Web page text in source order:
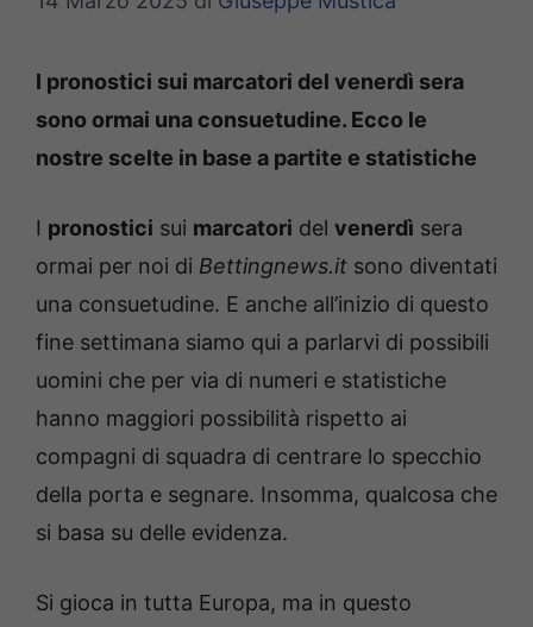
I pronostici sui marcatori del venerdì sera
sono ormai una consuetudine. Ecco le
nostre scelte in base a partite e statistiche
I pronostici sui marcatori del venerdì sera
ormai per noi di Bettingnews.it sono diventati
una consuetudine. E anche all’inizio di questo
fine settimana siamo qui a parlarvi di possibili
uomini che per via di numeri e statistiche
hanno maggiori possibilità rispetto ai
compagni di squadra di centrare lo specchio
della porta e segnare. Insomma, qualcosa che
si basa su delle evidenza.
Si gioca in tutta Europa, ma in questo